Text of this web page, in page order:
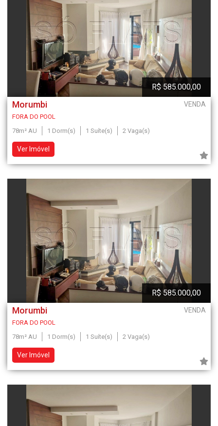
Morumbi VENDA
R$ 585.000,00
FORA DO POOL
78m² AU
1 Dorm(s) 1 Suíte(s) 2 Vaga(s)
Ver Imóvel
Morumbi VENDA
R$ 585.000,00
FORA DO POOL
78m² AU
1 Dorm(s) 1 Suíte(s) 2 Vaga(s)
Ver Imóvel